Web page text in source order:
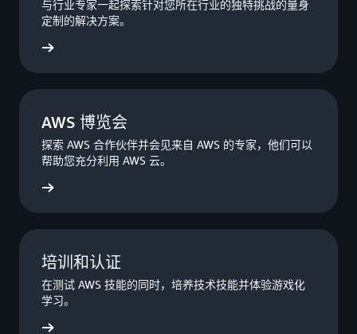
与行业专家一起探索针对您所在行业的独特挑战的量身
定制的解决方案。
AWS 博览会
探索 AWS 合作伙伴并会见来自 AWS 的专家，他们可以
帮助您充分利用 AWS 云。
培训和认证
在测试 AWS 技能的同时，培养技术技能并体验游戏化
学习。